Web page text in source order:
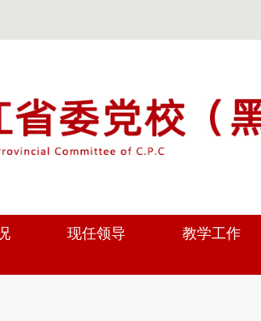
现任领导 教学工作